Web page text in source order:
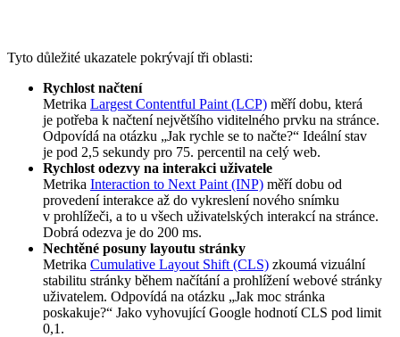
Tyto důležité ukazatele pokrývají tři oblasti:
Rychlost načtení
Metrika Largest Contentful Paint (LCP) měří dobu, která
je potřeba k načtení největšího viditelného prvku na stránce.
Odpovídá na otázku „Jak rychle se to načte?“ Ideální stav
je pod 2,5 sekundy pro 75. percentil na celý web.
Rychlost odezvy na interakci uživatele
Metrika Interaction to Next Paint (INP) měří dobu od
provedení interakce až do vykreslení nového snímku
v prohlížeči, a to u všech uživatelských interakcí na stránce.
Dobrá odezva je do 200 ms.
Nechtěné posuny layoutu stránky
Metrika Cumulative Layout Shift (CLS) zkoumá vizuální
stabilitu stránky během načítání a prohlížení webové stránky
uživatelem. Odpovídá na otázku „Jak moc stránka
poskakuje?“ Jako vyhovující Google hodnotí CLS pod limit
0,1.